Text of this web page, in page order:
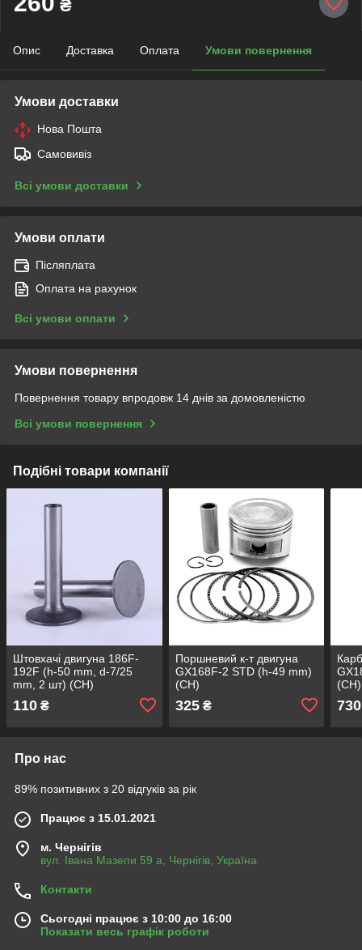
₴
Опис Доставка Оплата Умови повернення
Умови доставки
Нова Пошта
Самовивіз
Всі умови доставки
Умови оплати
Післяплата
Оплата на рахунок
Всі умови оплати
Умови повернення
Повернення товару впродовж 14 днів за домовленістю
Всі умови повернення
Подібні товари компанії
Штовхачі двигуна 186F-
192F (h-50 mm, d-7/25
mm, 2 шт) (CH)
110 ₴
Поршневий к-т двигуна
GX168F-2 STD (h-49 mm)
(СН)
325₴
(СН)
730
Про нас
89% позитивних з 20 відгуків за рік
Працює з 15.01.2021
м. Чернігів
вул. Івана Мазепи 59 а, Чернігів, Україна
Контакти
Сьогодні працює з 10:00 до 16:00
Показати весь графік роботи